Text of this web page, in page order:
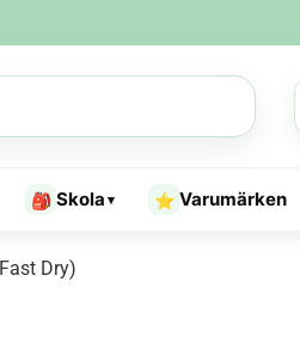
🎒 Skola ▾ ⭐ Varumärken
Dry)